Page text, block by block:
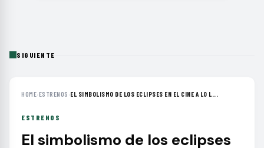
SIGUIENTE
HOME›ESTRENOS ›EL SIMBOLISMO DE LOS ECLIPSES EN EL CINE A LO L...
ESTRENOS
El simbolismo de los eclipses